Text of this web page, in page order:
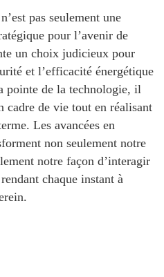
pas seulement une
pour l’avenir de
un choix judicieux pour
et l’efficacité énergétique
pointe de la technologie, il
cadre de vie tout en réalisant
Les avancées en
non seulement notre
notre façon d’interagir
chaque instant à